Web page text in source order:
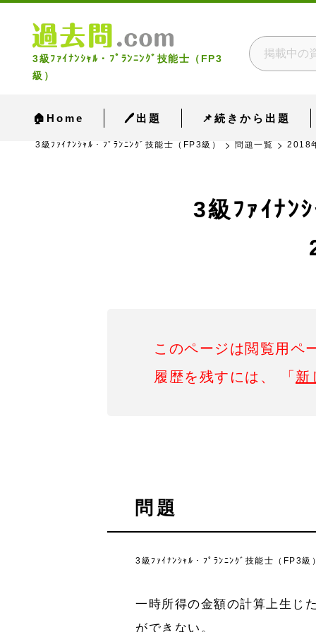
3級ﾌｧｲﾅﾝｼｬﾙ・ﾌﾟﾗﾝﾆﾝｸﾞ技能士（FP3
級）
🏠Home 🖊出題 📌続きから出題
3級ﾌｧｲﾅﾝｼｬﾙ・ﾌﾟﾗﾝﾆﾝｸﾞ技能士（FP3級） 問題一覧 2018
3級ﾌｧｲﾅﾝ
このページは閲覧用ペ
履歴を残すには、 「 新
問題
3級ﾌｧｲﾅﾝｼｬﾙ・ﾌﾟﾗﾝﾆﾝｸﾞ技能士（FP3
一時所得の金額の計算上生じ
ができない。